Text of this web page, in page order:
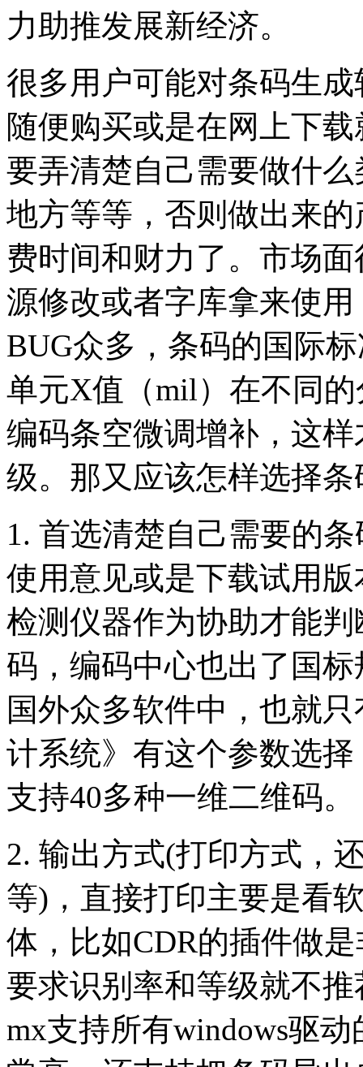
力助推发展新经济。
很多用户可能对条码生
随便购买或是在网上下
要弄清楚自己需要做什
地方等等，否则做出来
费时间和财力了。市场
源修改或者字库拿来使
BUG众多，条码的国际
单元X值（mil）在不同
编码条空微调增补，这
级。那又应该怎样选择
1. 首选清楚自己需要的
使用意见或是下载试用
检测仪器作为协助才能
码，编码中心也出了国
国外众多软件中，也就
计系统》有这个参数选
支持40多种一维二维码。
2. 输出方式(打印方式，
等)，直接打印主要是看
体，比如CDR的插件做
要求识别率和等级就不
mx支持所有windows驱